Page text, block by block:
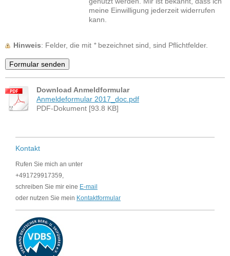
meine Einwilligung jederzeit widerrufen
kann.
Hinweis : Felder, die mit *bezeichnet sind, sind Pflichtfelder.
Download Anmeldformular
Anmeldeformular 2017_doc.pdf
PDF-Dokument [93.8 KB]
Kontakt
Rufen Sie mich an unter
+491729917359,
schreiben Sie mir eine E-mail
oder nutzen Sie mein Kontaktformular